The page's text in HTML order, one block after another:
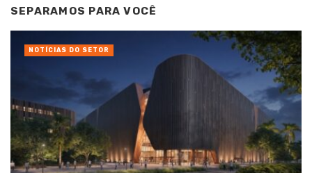
SEPARAMOS PARA VOCÊ
NOTÍCIAS DO SETOR